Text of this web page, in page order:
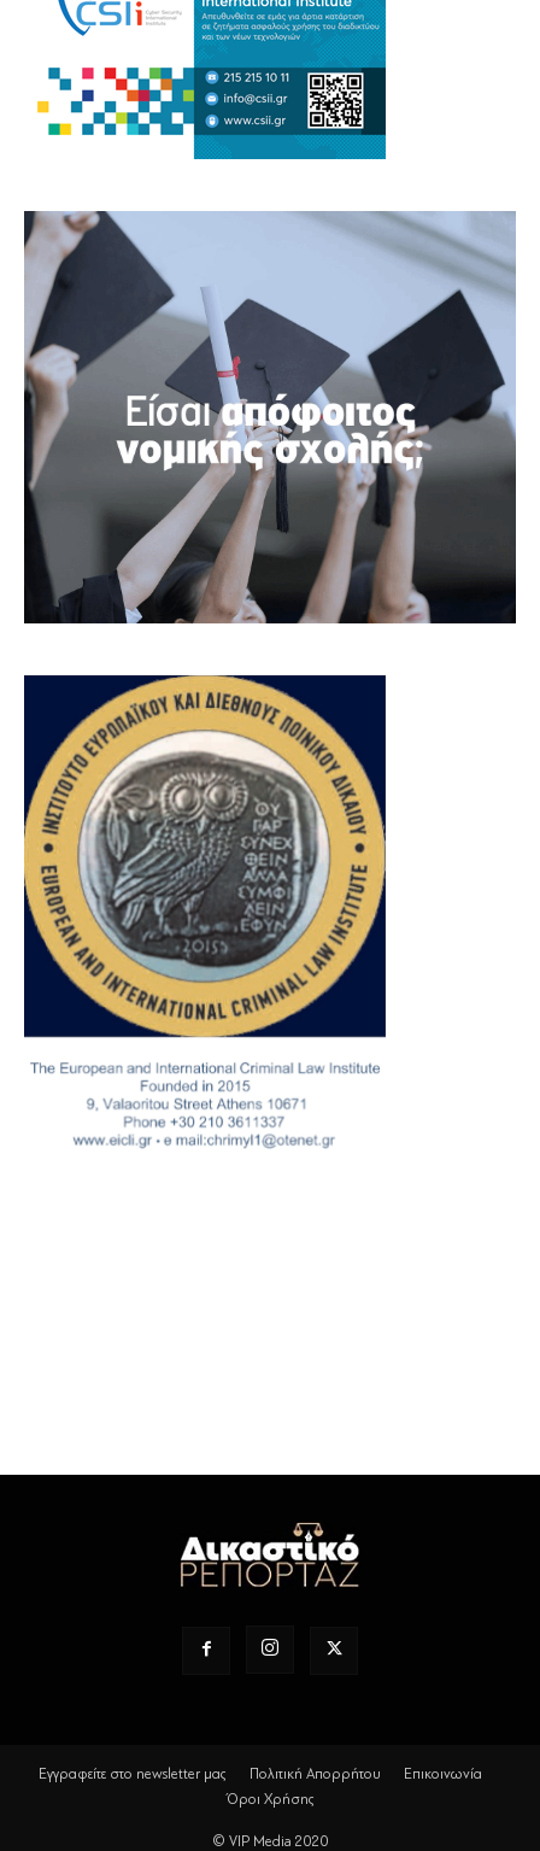
Εγγραφείτε στο newsletter μας Πολιτική Απορρήτου
Επικοινωνία
Όροι Χρήσης
© VIP Media 2020